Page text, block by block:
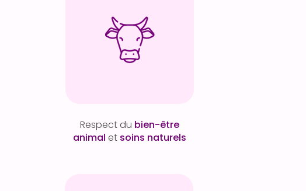
Respect du bien-être
animal et soins naturels